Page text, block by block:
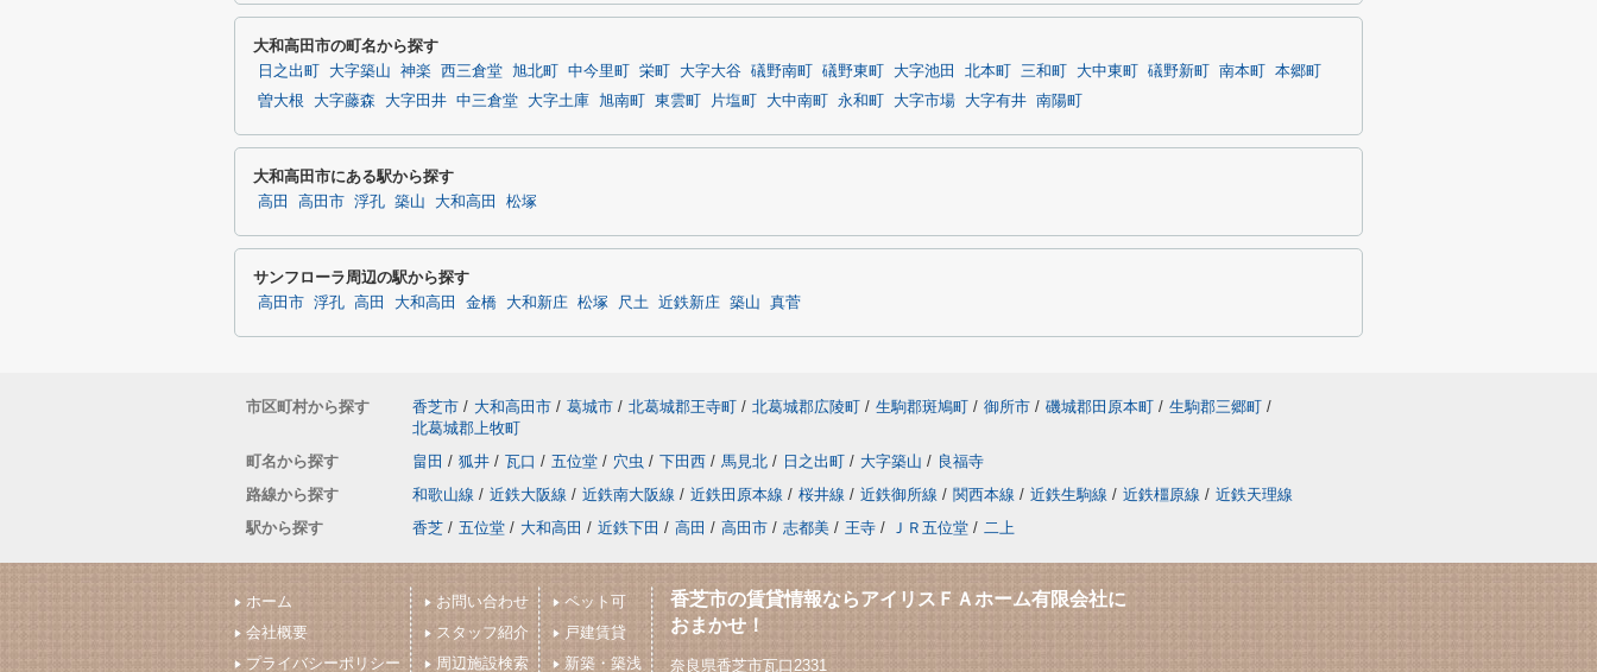
大和高田市の町名から探す
日之出町 大字築山 神楽 西三倉堂 旭北町 中今里町 栄町 大字大谷 礒野南町 礒野東町 大字池田 北本町 三和町 大中東町 礒野新町 南本町
本郷町
曽大根
大字藤森 大字田井 中三倉堂 大字土庫 旭南町 東雲町 片塩町 大中南町 永和町 大字市場 大字有井 南陽町
大和高田市にある駅から探す
高田 高田市 浮孔 築山 大和高田 松塚
サンフローラ周辺の駅から探す
高田市 浮孔 高田 大和高田 金橋 大和新庄 松塚 尺土 近鉄新庄 築山 真菅
市区町村から探す 香芝市 / 大和高田市 / 葛城市 / 北葛城郡王寺町 / 北葛城郡広陵町 / 生駒郡斑鳩町 / 御所市 / 磯城郡田原本町 / 生駒郡三郷町 /
北葛城郡上牧町
町名から探す
畠田 / 狐井 / 瓦口 / 五位堂 / 穴虫 / 下田西 / 馬見北 / 日之出町 / 大字築山 / 良福寺
路線から探す
和歌山線 / 近鉄大阪線 / 近鉄南大阪線 / 近鉄田原本線 / 桜井線 / 近鉄御所線 / 関西本線 / 近鉄生駒線 / 近鉄橿原線 / 近鉄天理線
駅から探す
香芝 / 五位堂 / 大和高田 / 近鉄下田 / 高田 / 高田市 / 志都美 / 王寺 / ＪＲ五位堂 / 二上
ホーム
会社概要
プライバシーポリシー
お問い合わせ
スタッフ紹介
周辺施設検索
ペット可
戸建賃貸
新築・築浅
香芝市の賃貸情報ならアイリスＦＡホーム有限会社に
おまかせ！
奈良県香芝市瓦口2331